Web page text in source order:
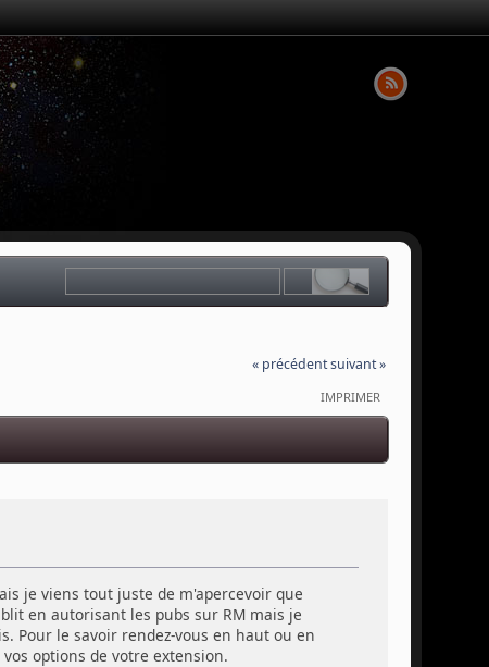
« précédentsuivant »
IMPRIMER
je viens tout juste de m'apercevoir que
en autorisant les pubs sur RM mais je
Pour le savoir rendez-vous en haut ou en
options de votre extension.